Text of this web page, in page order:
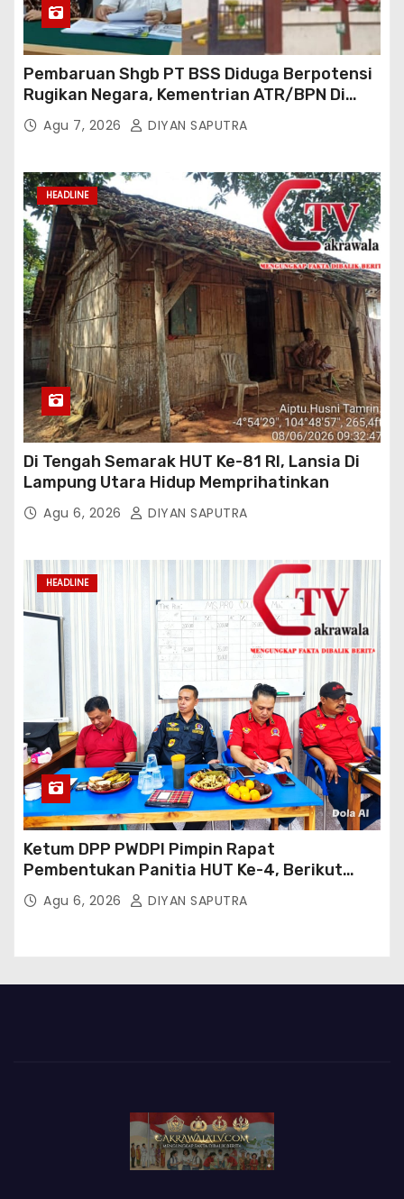
Pembaruan Shgb PT BSS Diduga Berpotensi
Rugikan Negara, Kementrian ATR/BPN Di
Gugat Di PTUN Jakarta
Agu 7, 2026 DIYAN SAPUTRA
HEADLINE
Di Tengah Semarak HUT Ke-81 RI, Lansia Di
Lampung Utara Hidup Memprihatinkan
Agu 6, 2026 DIYAN SAPUTRA
HEADLINE
Ketum DPP PWDPI Pimpin Rapat
Pembentukan Panitia HUT Ke-4, Berikut
Susunan Dan Rangkaian Kegiatannya
Agu 6, 2026 DIYAN SAPUTRA